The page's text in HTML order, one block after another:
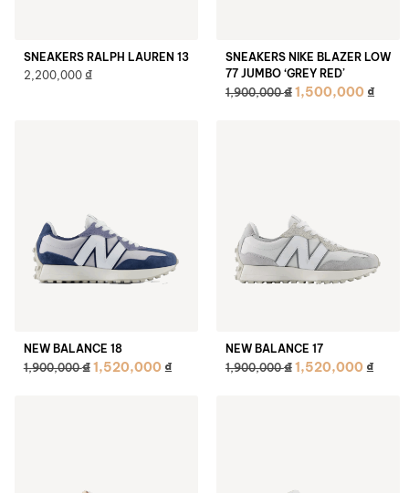
SNEAKERS RALPH LAUREN 13
2,200,000 ₫
SNEAKERS NIKE BLAZER LOW
77 JUMBO ‘GREY RED’
1,900,000₫1,500,000₫
NEW BALANCE 18
1,900,000₫1,520,000₫
NEW BALANCE 17
1,900,000₫1,520,000₫